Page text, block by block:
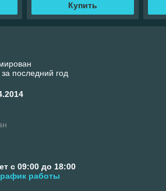
Купить
последний год
с 09:00 до 18:00
работы